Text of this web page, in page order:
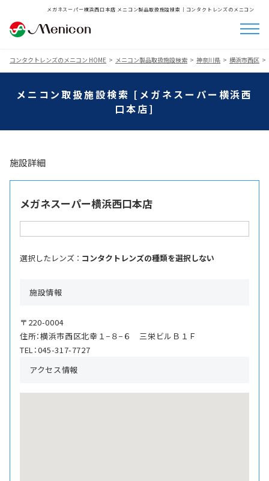
メガネスーパー横浜西口本店 メニコン製品取扱施設検索│コンタクトレンズのメニコン
コンタクトレンズのメニコン HOME メニコン製品取扱施設検索 神奈川県 横浜市西区
メニコン取扱施設検索 [メガネスーパー横浜西
口本店]
施設詳細
メガネスーパー横浜西口本店
選択したレンズ ： コンタクトレンズの種類を選択しない
施設情報
〒220-0004
住所：横浜市西区北幸１−８−６ 三栄ビルＢ１Ｆ
TEL：045-317-7727
アクセス情報